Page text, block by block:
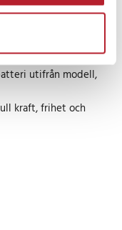
och skyddskrets
och
utifrån modell,
kraft, frihet och